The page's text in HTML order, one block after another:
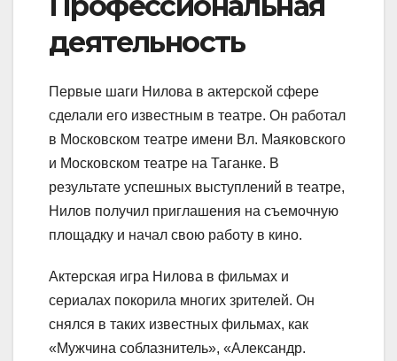
деятельность
Первые шаги Нилова в актерской сфере
сделали его известным в театре. Он работал
в Московском театре имени Вл. Маяковского
и Московском театре на Таганке. В
результате успешных выступлений в театре,
Нилов получил приглашения на съемочную
площадку и начал свою работу в кино.
Актерская игра Нилова в фильмах и
сериалах покорила многих зрителей. Он
снялся в таких известных фильмах, как
«Мужчина соблазнитель», «Александр.